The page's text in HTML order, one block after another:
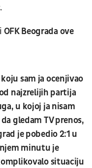
OFK Beograda ove
sam ja ocenjivao
najzrelijih partija
u kojoj ja nisam
gledam TV prenos,
je pobedio 2:1 u
minutu je
situaciju